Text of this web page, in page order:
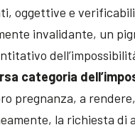
oggettive e
invalidante, un
categoria
pregnanza, a
la richiesta di